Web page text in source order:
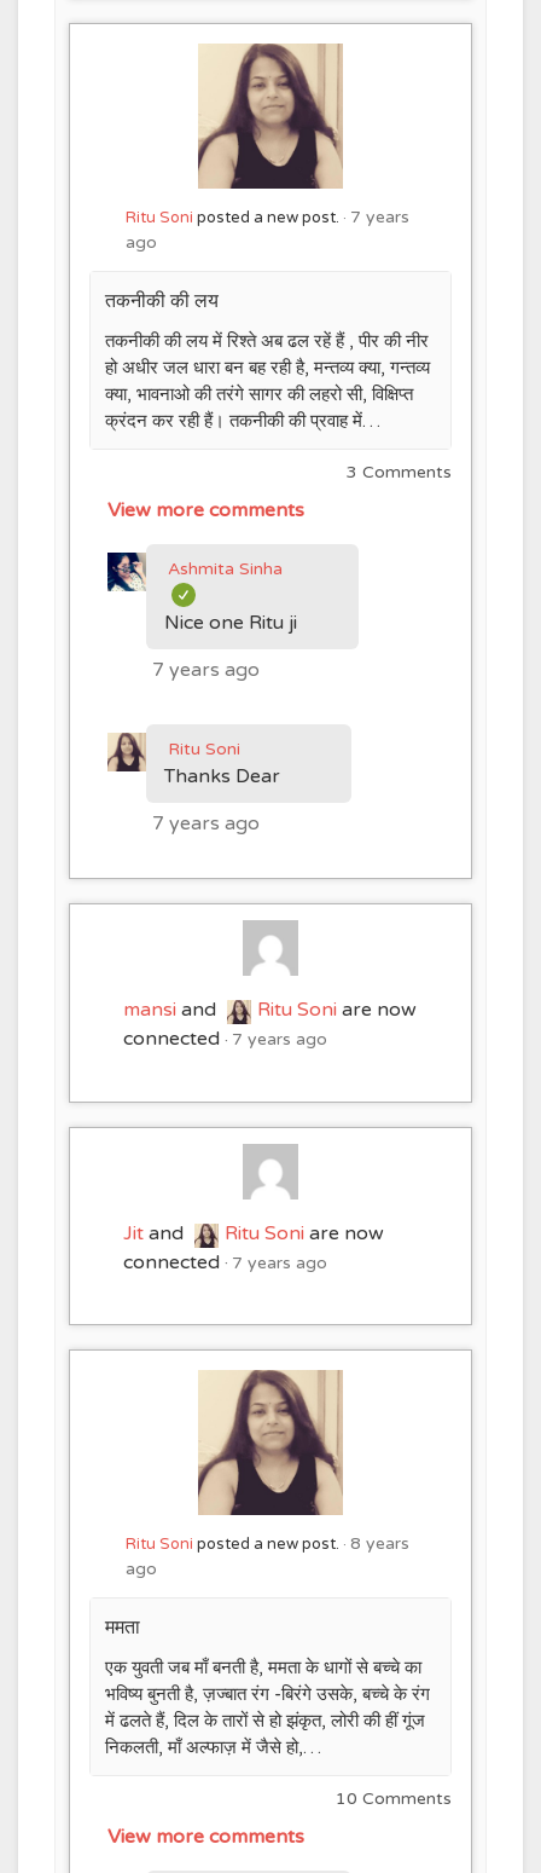
Ritu Soni posted a new post.
7 years
ago
तकनीकी की लय
तकनीकी की लय में रिश्ते अब ढल रहें हैं , पीर की नीर
हो अधीर जल धारा बन बह रही है, मन्तव्य क्या, गन्तव्य
क्या, भावनाओ की तरंगे सागर की लहरो सी, विक्षिप्त
क्रंदन कर रही हैं। तकनीकी की प्रवाह में…
3 Comments
View more comments
Ashmita Sinha
Nice one Ritu ji
7 years ago
Ritu Soni
Thanks Dear
7 years ago
mansiand Ritu Soniare now
connected
7 years ago
Jitand Ritu Soniare now
connected
7 years ago
Ritu Soni posted a new post.
8 years
ago
ममता
एक युवती जब माँ बनती है, ममता के धागों से बच्चे का
भविष्य बुनती है, ज़ज्बात रंग -बिरंगे उसके, बच्चे के रंग
में ढलते हैं, दिल के तारों से हो झंकृत, लोरी की हीं गूंज
निकलती, माँ अल्फाज़ में जैसे हो,…
10 Comments
View more comments